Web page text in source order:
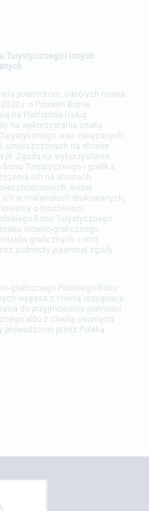
Turystycznego i innych
podmiotom, o których mowa
r. o Polskim Bonie
na Platformie Usług
na wykorzystanie znaku
oraz związanych
umieszczonych na stronie
Zgoda na wykorzystanie
Turystycznego i grafik z
ich na stronach
wyżej
w materiałach drukowanych,
o możliwości
Bonu Turystycznego.
słowno-graficznego
graficznych z nim
podmioty pisemnej zgody
graficznego Polskiego Bonu
wygasa z chwilą rezygnacji
do przyjmowania płatności
albo z chwilą usunięcia
prowadzonej przez Polską